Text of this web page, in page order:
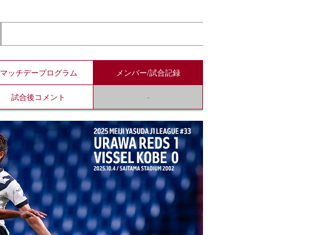
マッチデープログラム メンバー/試合記録
試合後コメント -